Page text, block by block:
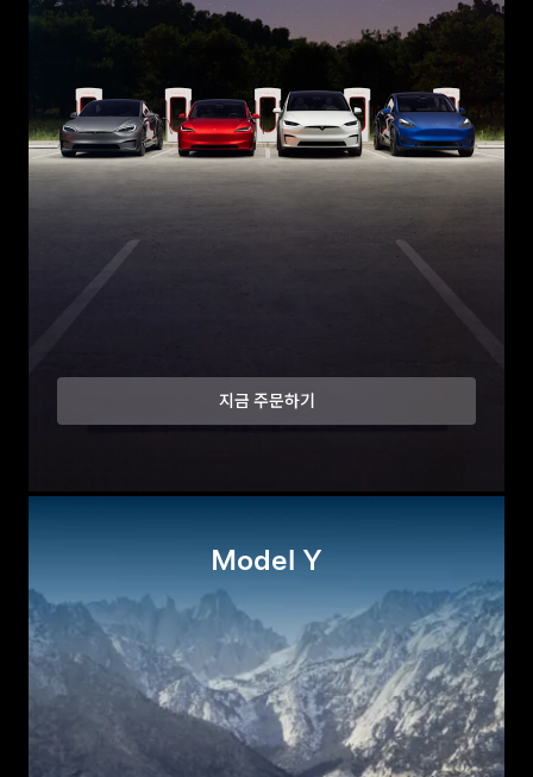
지금 주문하기
Model Y